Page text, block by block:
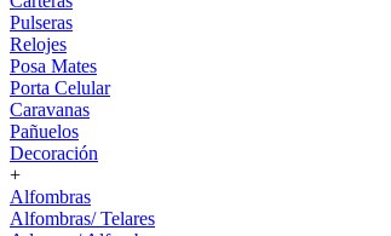
Pulseras
Relojes
Posa Mates
Porta Celular
Caravanas
Pañuelos
Decoración
+
Alfombras
Alfombras/ Telares